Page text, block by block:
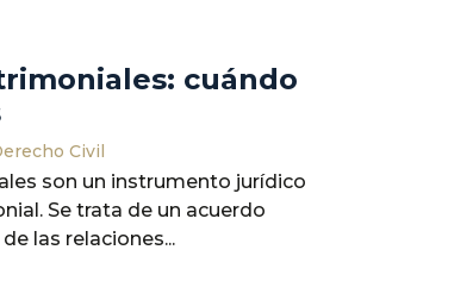
cuándo
Civil
son un instrumento jurídico
Se trata de un acuerdo
las relaciones...